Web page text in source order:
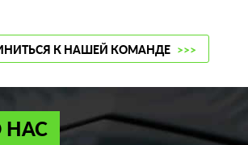
К НАШЕЙ КОМАНДЕ >>>
НАС